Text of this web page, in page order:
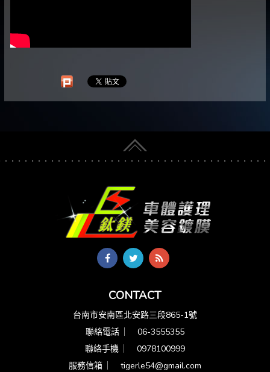
CONTACT
台南市安南區北安路三段865-1號
聯絡電話 ︳ 06-3555355
聯絡手機 ︳ 0978100999
服務信箱 ︳ tigerle54@gmail.com